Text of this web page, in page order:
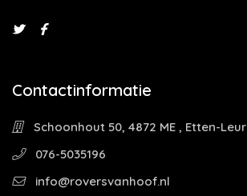
Contactinformatie
Schoonhout 50, 4872 ME , Etten-Leur
076-5035196
info@roversvanhoof.nl